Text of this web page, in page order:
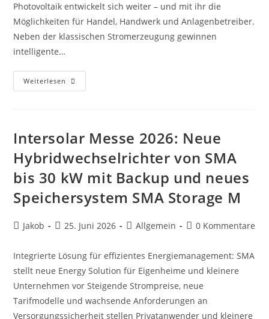
Photovoltaik entwickelt sich weiter – und mit ihr die
Möglichkeiten für Handel, Handwerk und Anlagenbetreiber.
Neben der klassischen Stromerzeugung gewinnen
intelligente…
Weiterlesen Intersolar
Messe
Sich
Moderne
Anlagen
Intelligent
Vernetzen
Und
Effizient
Umsetzen
Intersolar Messe 2026: Neue
Hybridwechselrichter von SMA
bis 30 kW mit Backup und neues
Speichersystem SMA Storage M
Beitrags-
Jakob
Beitrag
25. Juni 2026
Beitrags-
Allgemein
Beitrags-
0 Kommentare
Integrierte Lösung für effizientes Energiemanagement: SMA
stellt neue Energy Solution für Eigenheime und kleinere
Unternehmen vor Steigende Strompreise, neue
Tarifmodelle und wachsende Anforderungen an
Versorgungssicherheit stellen Privatanwender und kleinere